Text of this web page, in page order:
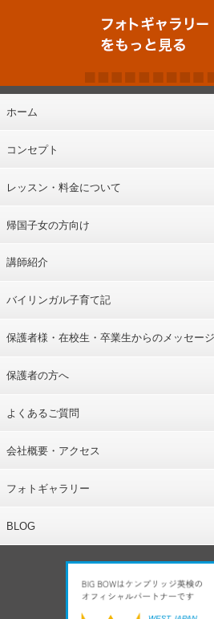
ホーム
コンセプト
レッスン・料金について
帰国子女の方向け
講師紹介
バイリンガル子育て記
保護者様・在校生・卒業生からのメッセージ
保護者の方へ
よくあるご質問
会社概要・アクセス
フォトギャラリー
BLOG